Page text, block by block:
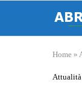
Home »
Attualità